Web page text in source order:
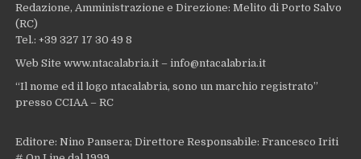
Redazione, Amministrazione e Direzione: Melito di Porto Salvo
(RC)
Tel.: +39 327 17 30 49 8
Web Site www.ntacalabria.it – info@ntacalabria.it
“Il nome ed il logo ntacalabria, sono un marchio registrato”
presso CCIAA – RC
Editore: Nino Pansera; Direttore Responsabile: Francesco Iriti